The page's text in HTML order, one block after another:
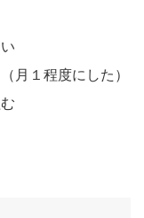
月１程度にした）